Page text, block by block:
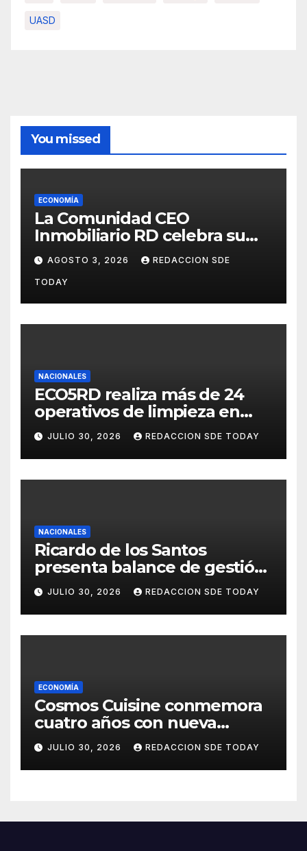
UASD
You missed
ECONOMÍA
La Comunidad CEO
Inmobiliario RD celebra su
segundo aniversario
consolidando una cultura de
alianza y colaboración
AGOSTO 3, 2026 REDACCION SDE
TODAY
NACIONALES
ECO5RD realiza más de 24
operativos de limpieza en
diferentes provincias y
municipios del país
JULIO 30, 2026 REDACCION SDE TODAY
NACIONALES
Ricardo de los Santos
presenta balance de gestión
con 416 iniciativas aprobadas
y avances históricos en el
Senado
JULIO 30, 2026 REDACCION SDE TODAY
ECONOMÍA
Cosmos Cuisine conmemora
cuatro años con nueva
administración y nuevos
sabores
JULIO 30, 2026 REDACCION SDE TODAY